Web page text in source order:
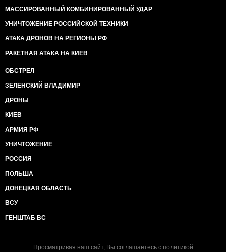
МАССИРОВАННЫЙ КОМБИНИРОВАННЫЙ УДАР
УНИЧТОЖЕНИЕ РОССИЙСКОЙ ТЕХНИКИ
АТАКА ДРОНОВ НА РЕГИОНЫ РФ
РАКЕТНАЯ АТАКА НА КИЕВ
ОБСТРЕЛ
ЗЕЛЕНСКИЙ ВЛАДИМИР
ДРОНЫ
КИЕВ
АРМИЯ РФ
УНИЧТОЖЕНИЕ
РОССИЯ
ПОЛЬША
ДОНЕЦКАЯ ОБЛАСТЬ
ВСУ
ГЕНШТАБ ВС
Просматривая наш сайт, Вы соглашаетесь с политикой